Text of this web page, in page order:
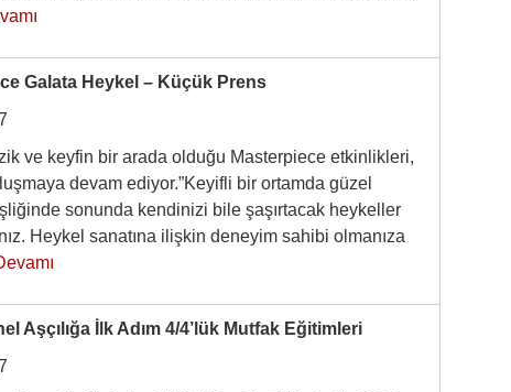
Galata Heykel – Küçük Prens
ve keyfin bir arada olduğu Masterpiece etkinlikleri,
devam ediyor.”Keyifli bir ortamda güzel
sonunda kendinizi bile şaşırtacak heykeller
Heykel sanatına ilişkin deneyim sahibi olmanıza
Aşçılığa İlk Adım 4/4’lük Mutfak Eğitimleri